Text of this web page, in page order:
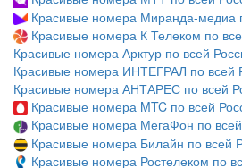
Красивые номера Миранда-медиа
Красивые номера К Телеком по
Красивые номера Арктур по всей
Красивые номера ИНТЕГРАЛ по всей
Красивые номера АНТАРЕС по всей
Красивые номера MTC по всей
Красивые номера МегаФон по
Красивые номера Билайн по всей
Красивые номера Ростелеком по